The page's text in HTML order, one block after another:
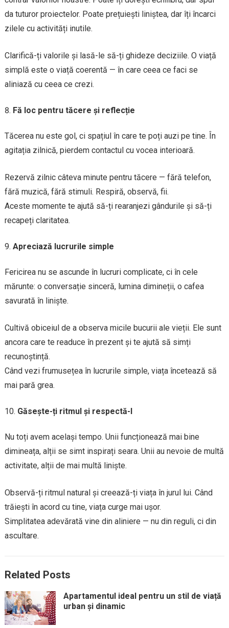
da tuturor proiectelor. Poate prețuiești liniștea, dar îți încarci
zilele cu activități inutile.
Clarifică-ți valorile și lasă-le să-ți ghideze deciziile. O viață
simplă este o viață coerentă — în care ceea ce faci se
aliniază cu ceea ce crezi.
Fă loc pentru tăcere și reflecție
Tăcerea nu este gol, ci spațiul în care te poți auzi pe tine. În
agitația zilnică, pierdem contactul cu vocea interioară.
Rezervă zilnic câteva minute pentru tăcere — fără telefon,
fără muzică, fără stimuli. Respiră, observă, fii.
Aceste momente te ajută să-ți rearanjezi gândurile și să-ți
recapeți claritatea.
Apreciază lucrurile simple
Fericirea nu se ascunde în lucruri complicate, ci în cele
mărunte: o conversație sinceră, lumina dimineții, o cafea
savurată în liniște.
Cultivă obiceiul de a observa micile bucurii ale vieții. Ele sunt
ancora care te readuce în prezent și te ajută să simți
recunoștință.
Când vezi frumusețea în lucrurile simple, viața încetează să
mai pară grea.
Găsește-ți ritmul și respectă-l
Nu toți avem același tempo. Unii funcționează mai bine
dimineața, alții se simt inspirați seara. Unii au nevoie de multă
activitate, alții de mai multă liniște.
Observă-ți ritmul natural și creează-ți viața în jurul lui. Când
trăiești în acord cu tine, viața curge mai ușor.
Simplitatea adevărată vine din aliniere — nu din reguli, ci din
ascultare.
Related Posts
Apartamentul ideal pentru un stil de viață
urban și dinamic